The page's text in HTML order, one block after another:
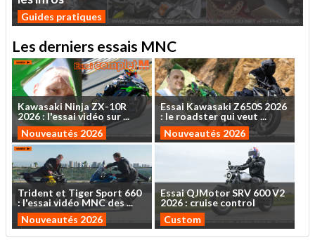
Guides pratiques
Les derniers essais MNC
Kawasaki NinjaZX-10R
2026: l'essaividéo sur...
Nouveautés 2026
Essai Kawasaki Z650S 2026
: le roadsterquiveut ...
Nouveautés 2026
Trident et TigerSport 660
: l'essaividéo MNCdes...
Nouveautés 2026
EssaiQJMotorSRV 600V2
2026 : cruise control
Custom